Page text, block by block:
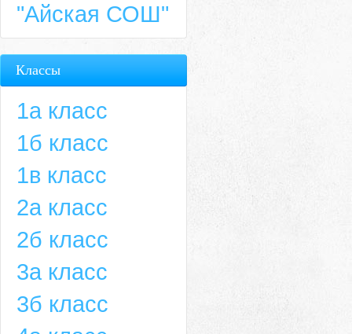
"Айская СОШ"
Классы
1а класс
1б класс
1в класс
2а класс
2б класс
3а класс
3б класс